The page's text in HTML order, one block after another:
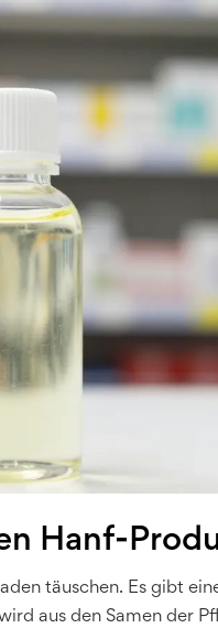
Hanf-
täuschen. Es gibt
aus den Samen der